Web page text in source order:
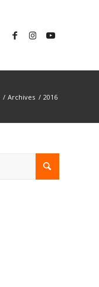
/ Archives / 2016